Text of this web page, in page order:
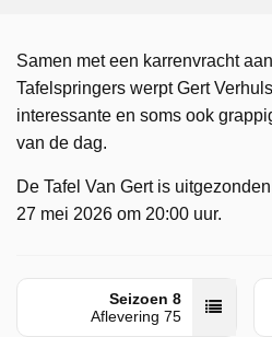
Samen met een karrenvracht
Tafelspringers werpt Gert
interessante en soms ook
van de dag.
De Tafel Van Gert is
27 mei 2026 om 20:00 uur.
Seizoen 8
Aflevering 75